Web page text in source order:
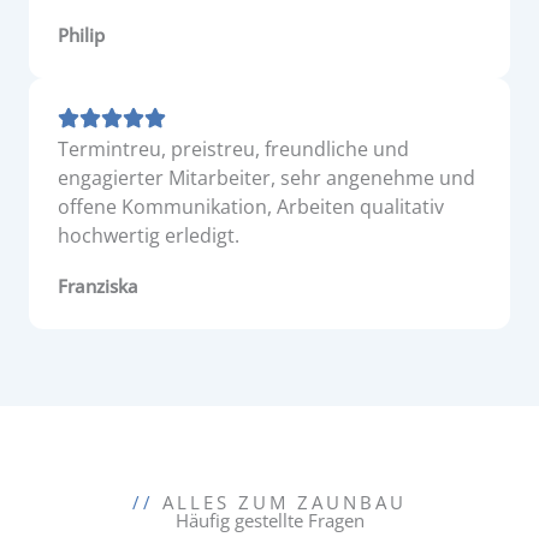
Philip
Termintreu, preistreu, freundliche und
engagierter Mitarbeiter, sehr angenehme und
offene Kommunikation, Arbeiten qualitativ
hochwertig erledigt.
Franziska
// ALLES ZUM ZAUNBAU
Häufig gestellte Fragen